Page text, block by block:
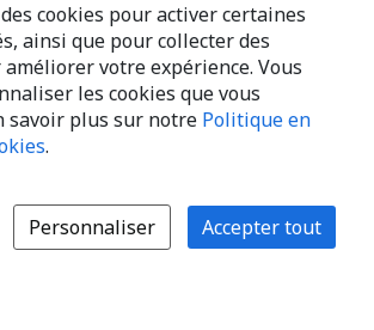
cookies pour activer certaines
ainsi que pour collecter des
votre expérience. Vous
les cookies que vous
savoir plus sur notre Politique en
.
Personnaliser Accepter tout